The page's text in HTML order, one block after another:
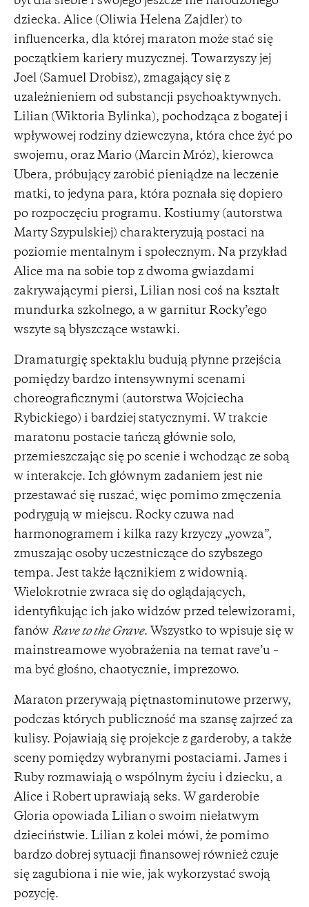
dziecka. Alice (Oliwia Helena Zajdler) to
influencerka, dla której maraton może stać się
początkiem kariery muzycznej. Towarzyszy jej
Joel (Samuel Drobisz), zmagający się z
uzależnieniem od substancji psychoaktywnych.
Lilian (Wiktoria Bylinka), pochodząca z bogatej i
wpływowej rodziny dziewczyna, która chce żyć po
swojemu, oraz Mario (Marcin Mróz), kierowca
Ubera, próbujący zarobić pieniądze na leczenie
matki, to jedyna para, która poznała się dopiero
po rozpoczęciu programu. Kostiumy (autorstwa
Marty Szypulskiej) charakteryzują postaci na
poziomie mentalnym i społecznym. Na przykład
Alice ma na sobie top z dwoma gwiazdami
zakrywającymi piersi, Lilian nosi coś na kształt
mundurka szkolnego, a w garnitur Rocky’ego
wszyte są błyszczące wstawki.
Dramaturgię spektaklu budują płynne przejścia
pomiędzy bardzo intensywnymi scenami
choreograficznymi (autorstwa Wojciecha
Rybickiego) i bardziej statycznymi. W trakcie
maratonu postacie tańczą głównie solo,
przemieszczając się po scenie i wchodząc ze sobą
w interakcje. Ich głównym zadaniem jest nie
przestawać się ruszać, więc pomimo zmęczenia
podrygują w miejscu. Rocky czuwa nad
harmonogramem i kilka razy krzyczy „yowza”,
zmuszając osoby uczestniczące do szybszego
tempa. Jest także łącznikiem z widownią.
Wielokrotnie zwraca się do oglądających,
identyfikując ich jako widzów przed telewizorami,
fanów Rave to the Grave. Wszystko to wpisuje się w
mainstreamowe wyobrażenia na temat rave’u –
ma być głośno, chaotycznie, imprezowo.
Maraton przerywają piętnastominutowe przerwy,
podczas których publiczność ma szansę zajrzeć za
kulisy. Pojawiają się projekcje z garderoby, a także
sceny pomiędzy wybranymi postaciami. James i
Ruby rozmawiają o wspólnym życiu i dziecku, a
Alice i Robert uprawiają seks. W garderobie
Gloria opowiada Lilian o swoim niełatwym
dzieciństwie. Lilian z kolei mówi, że pomimo
bardzo dobrej sytuacji finansowej również czuje
się zagubiona i nie wie, jak wykorzystać swoją
pozycję.